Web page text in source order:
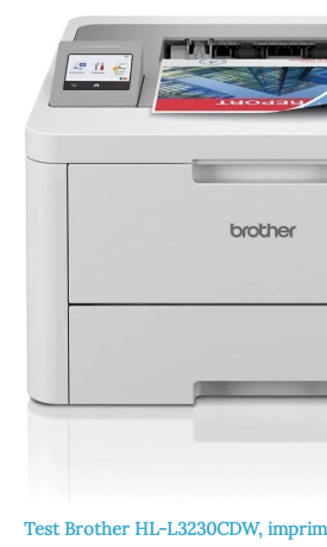
Test Brother HL-L3230CDW,